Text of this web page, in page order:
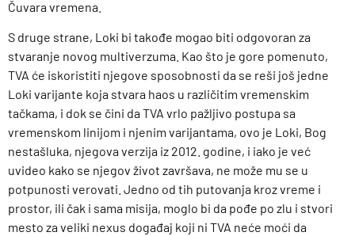
Čuvara vremena.
S druge strane, Loki bi takođe mogao biti odgovoran za
stvaranje novog multiverzuma. Kao što je gore pomenuto,
TVA će iskoristiti njegove sposobnosti da se reši još jedne
Loki varijante koja stvara haos u različitim vremenskim
tačkama, i dok se čini da TVA vrlo pažljivo postupa sa
vremenskom linijom i njenim varijantama, ovo je Loki, Bog
nestašluka, njegova verzija iz 2012. godine, i iako je već
uvideo kako se njegov život završava, ne može mu se u
potpunosti verovati. Jedno od tih putovanja kroz vreme i
prostor, ili čak i sama misija, moglo bi da pođe po zlu i stvori
mesto za veliki nexus događaj koji ni TVA neće moći da